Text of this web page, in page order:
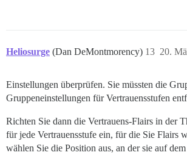
Heliosurge (Dan DeMontmorency) 20.
13
Einstellungen überprüfen. Sie müssten die
Gruppeneinstellungen für Vertrauensstufen
Richten Sie dann die Vertrauens-Flairs in der
für jede Vertrauensstufe ein, für die Sie Flairs
wählen Sie die Position aus, an der sie auf